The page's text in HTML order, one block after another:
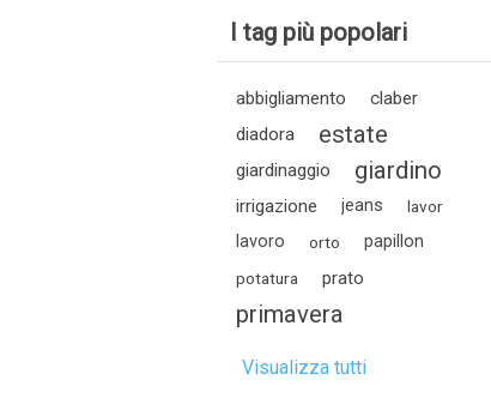
I tag più popolari
abbigliamento
claber
diadora
estate
giardinaggio giardino
irrigazione jeans lavor
lavoro orto papillon
potatura prato
primavera
Visualizza tutti